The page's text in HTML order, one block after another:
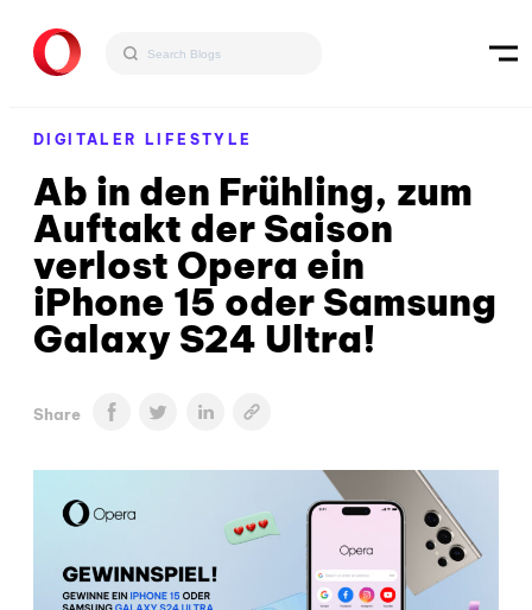
DIGITALER LIFESTYLE
Ab in den Frühling, zum
Auftakt der Saison
verlost Opera ein
iPhone 15 oder Samsung
Galaxy S24 Ultra!
Share